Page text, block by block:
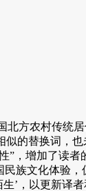
农村传统
的替换词，
，增加了读
文化体验
’，以更新